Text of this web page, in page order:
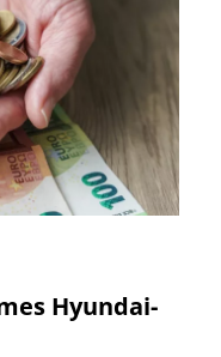
Hyundai-